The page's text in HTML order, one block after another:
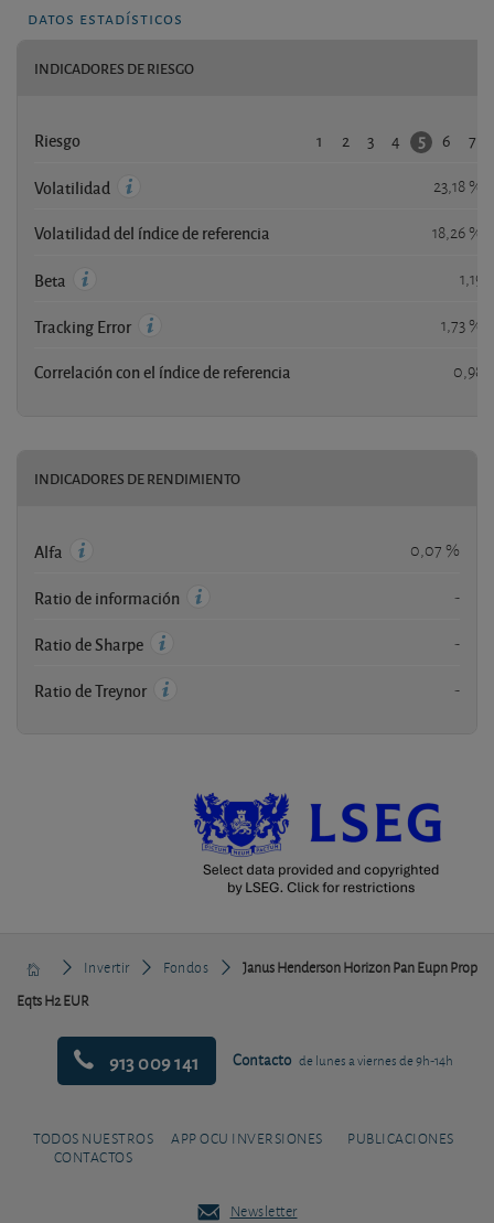
datos estadísticos
INDICADORES DE RIESGO
Riesgo 1 2 3 4 5 6 7
Volatilidad 23,18 %
Volatilidad del índice de referencia 18,26 %
Beta 1,19
Tracking Error 1,73 %
Correlación con el índice de referencia 0,98
INDICADORES DE RENDIMIENTO
Alfa 0,07 %
Ratio de información -
Ratio de Sharpe -
Ratio de Treynor -
Invertir Fondos
Janus Henderson Horizon Pan Eupn Prop
Eqts H2 EUR
913 009 141 Contacto de lunes a viernes de 9h-14h
TODOS NUESTROS
CONTACTOS
APP OCU INVERSIONES PUBLICACIONES
Newsletter